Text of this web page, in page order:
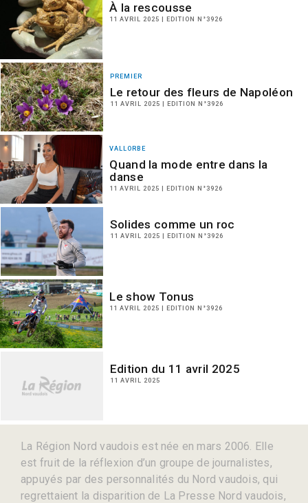
À la rescousse
11 AVRIL 2025 | EDITION N°3926
PREMIER
Le retour des fleurs de Napoléon
11 AVRIL 2025 | EDITION N°3926
VALLORBE
Quand la mode entre dans la
danse
11 AVRIL 2025 | EDITION N°3926
Solides comme un roc
11 AVRIL 2025 | EDITION N°3926
Le show Tonus
11 AVRIL 2025 | EDITION N°3926
Edition du 11 avril 2025
11 AVRIL 2025
La Région Nord vaudois est née en mars 2006. Elle
est fruit de la réflexion d’un groupe de journalistes,
appuyés par des personnalités du Nord vaudois, qui
regrettaient la disparition de La Presse Nord vaudois,